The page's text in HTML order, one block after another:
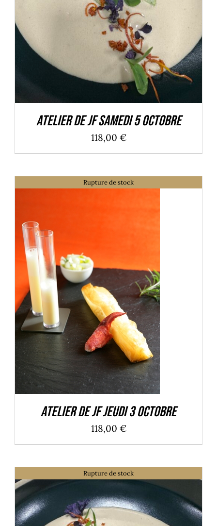
Atelier de JF Samedi 5 octobre
118,00 €
Rupture de stock
DÉTAILS
Atelier de JF Jeudi 3 Octobre
118,00 €
Rupture de stock